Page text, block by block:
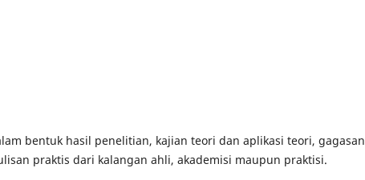
bentuk hasil penelitian, kajian teori dan aplikasi teori, gagasan
praktis dari kalangan ahli, akademisi maupun praktisi.